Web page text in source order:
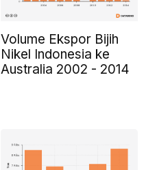
Volume Ekspor Bijih
Nikel Indonesia ke
Australia 2002 - 2014